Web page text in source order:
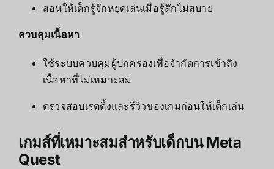
สอนให้เด็กรู้จักหยุดเล่นเมื่อรู้สึกไม่สบาย
ควบคุมเนื้อหา
ใช้ระบบควบคุมผู้ปกครองเพื่อจำกัดการเข้าถึง
เนื้อหาที่ไม่เหมาะสม
ตรวจสอบเรตติ้งและรีวิวของเกมก่อนให้เด็กเล่น
เกมส์ที่เหมาะสมสำหรับเด็กบน Meta
Quest